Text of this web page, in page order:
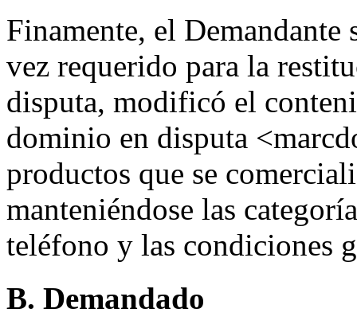
Finamente, el Demandante
vez requerido para la
disputa, modificó el
dominio en disputa
productos que se
manteniéndose las
teléfono y las condiciones
B. Demandado